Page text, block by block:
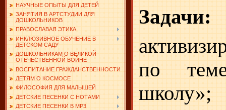
НАУЧНЫЕ ОПЫТЫ ДЛЯ ДЕТЕЙ
ЗАНЯТИЯ В АРТСТУДИИ ДЛЯ
ДОШКОЛЬНИКОВ
ПРАВОСЛАВАЯ ЭТИКА
ИНКЛЮЗИВНОЕ ОБУЧЕНИЕ В
ДЕТСКОМ САДУ
ДОШКОЛЬНИКАМ О ВЕЛИКОЙ
ОТЕЧЕСТВЕННОЙ ВОЙНЕ
ВОСПИТАНИЕ ГРАЖДАНСТВЕННОСТИ
ДЕТЯМ О КОСМОСЕ
ФИЛОСОФИЯ ДЛЯ МАЛЫШЕЙ
ДЕТСКИЕ ПЕСЕНКИ С НОТАМИ
ДЕТСКИЕ ПЕСЕНКИ В MP3
Задачи:
по
школу»;